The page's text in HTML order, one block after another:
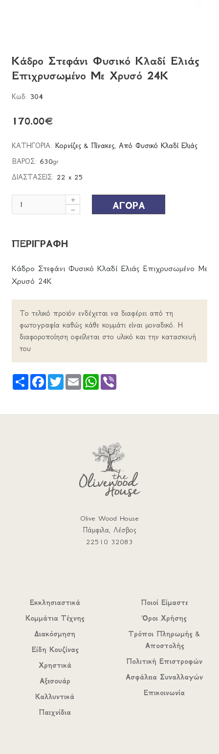
Κάδρο Στεφάνι Φυσικό Κλαδί Ελιάς
Επιχρυσωμένο Με Χρυσό 24Κ
Κωδ: 304
170.00€
ΚΑΤΗΓΟΡΙΑ: Κορνίζες & Πίνακες, Από Φυσικό Κλαδί Ελιάς
ΒΑΡΟΣ: 630gr
ΔΙΑΣΤΑΣΕΙΣ: 22 x 25
ΑΓΟΡΑ
ΠΕΡΙΓΡΑΦΗ
Κάδρο Στεφάνι Φυσικό Κλαδί Ελιάς Επιχρυσωμένο Με
Χρυσό 24Κ
Το τελικό προϊόν ενδέχεται να διαφέρει από τη
φωτογραφία καθώς κάθε κομμάτι είναι μοναδικό. Η
διαφοροποίηση οφείλεται στο υλικό και την κατασκευή
του
Share FacebookTwitterEmail WhatsApp
Olive Wood House
Πάμφιλα, Λέσβος
22510 32083
Εκκλησιαστικά
Κομμάτια Τέχνης
Διακόσμηση
Είδη Κουζίνας
Χρηστικά
Αξεσουάρ
Καλλυντικά
Παιχνίδια
Ποιοί Είμαστε
Όροι Χρήσης
Τρόποι Πληρωμής &
Αποστολής
Πολιτική Επιστροφών
Ασφάλεια Συναλλαγών
Επικοινωνία